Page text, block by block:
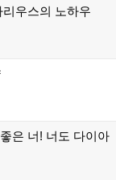
우스의 노하우
은 너! 너도 다이아